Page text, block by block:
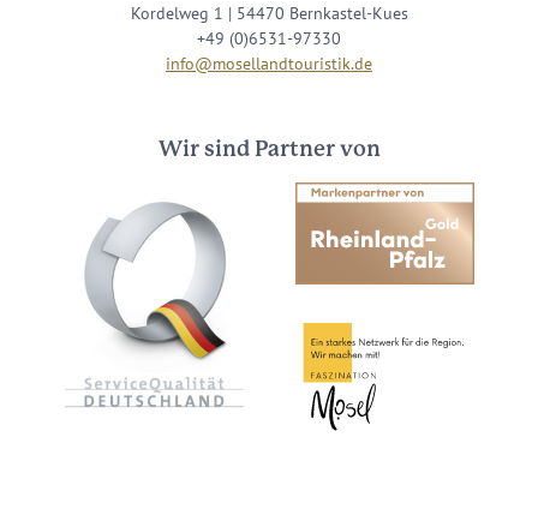
Kordelweg 1 | 54470 Bernkastel-Kues
+49 (0)6531-97330
info@mosellandtouristik.de
Wir sind Partner von